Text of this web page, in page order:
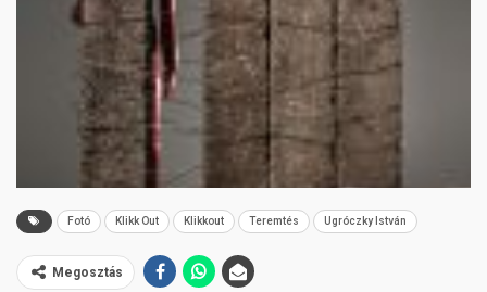
Fotó Klikk Out Klikkout Teremtés Ugróczky István
Megosztás